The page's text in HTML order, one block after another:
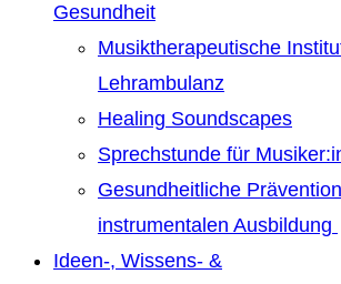
Gesundheit
Musiktherapeutische
Lehrambulanz
Healing Soundscapes
Sprechstunde für
Gesundheitliche
instrumentalen Ausbildung
Ideen-, Wissens- &